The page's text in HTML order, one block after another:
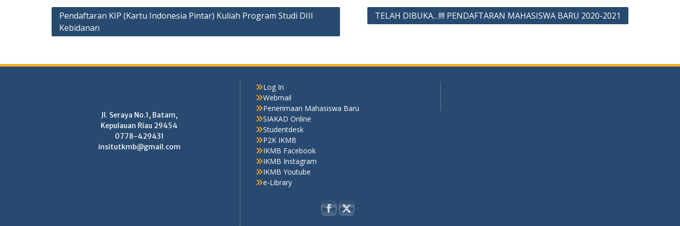
Post
navigation
Pendaftaran KIP (Kartu Indonesia Pintar) Kuliah Program Studi DIII
Kebidanan
TELAH DIBUKA…!!!! PENDAFTARAN MAHASISWA BARU 2020-2021
Jl. Seraya No.1, Batam,
Kepulauan Riau 29454
0778-429431
insitutkmb@gmail.com
Log In
Webmail
Penerimaan Mahasiswa Baru
SIAKAD Online
Studentdesk
P2K IKMB
IKMB Facebook
IKMB Instagram
IKMB Youtube
e-Library